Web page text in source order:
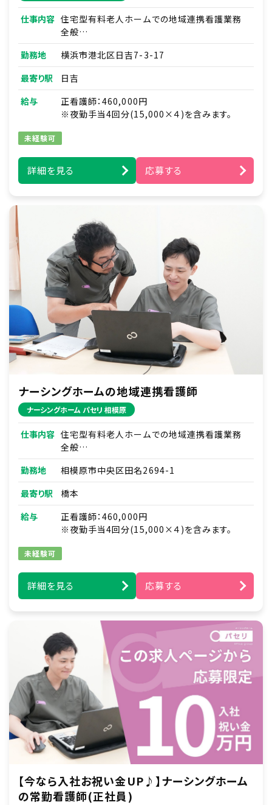
仕事内容 住宅型有料老人ホームでの地域連携看護業務
全般
■入院患者さんの退院調整・在宅移行支援
■地域の医療機関・介護施設との連携調整、挨
拶まわり
■患者さんやご家族からの医療・介護に関する相
談/新規契約対応
■入居相談の問い合わせ対応・現地調査
■健康管理全般・薬の管理
■主治医の指示に基づく在宅医療処置
■緊急時の対応（主治医・ご家族・ホーム長への
報告連絡、救急対応）
■各種カンファレンスへの参加 など
勤務地
横浜市港北区日吉7-3-17
最寄り駅
日吉
給与
正看護師：460,000円
※夜勤手当4回分(15,000×４)を含みます。
未経験可
詳細を見る 応募する
ナーシングホームの地域連携看護師
ナーシングホーム パセリ 相模原
仕事内容 住宅型有料老人ホームでの地域連携看護業務
全般
■入院患者さんの退院調整・在宅移行支援
■地域の医療機関・介護施設との連携調整、挨
拶まわり
■患者さんやご家族からの医療・介護に関する相
談/新規契約対応
■入居相談の問い合わせ対応・現地調査
■健康管理全般・薬の管理
■主治医の指示に基づく在宅医療処置
■緊急時の対応（主治医・ご家族・ホーム長への
報告連絡、救急対応）
■各種カンファレンスへの参加 など
勤務地
相模原市中央区田名2694-1
最寄り駅
橋本
給与
正看護師：460,000円
※夜勤手当4回分(15,000×４)を含みます。
未経験可
詳細を見る 応募する
【今なら入社お祝い金UP♪】ナーシングホーム
の常勤看護師(正社員)